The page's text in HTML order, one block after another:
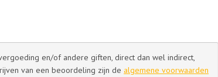
en/of andere giften, direct dan wel indirect,
van een beoordeling zijn de algemene voorwaarden